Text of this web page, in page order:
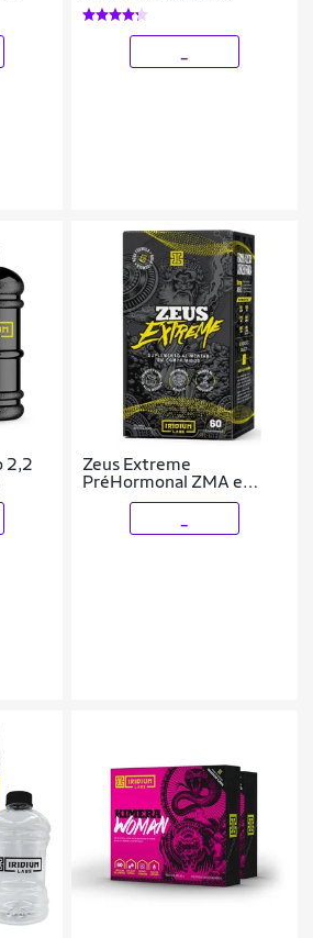
Creatina + Coqueteleira
2,2
Zeus Extreme
PréHormonal ZMA e
BORO 60 Cápsulas